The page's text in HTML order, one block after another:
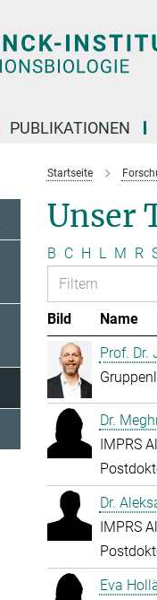
PUBLIKATIONEN
Startseite
Unser
B C H L M R
Bild Name
Prof. Dr.
Dr.
IMPRS
Dr.
IMPRS
Eva